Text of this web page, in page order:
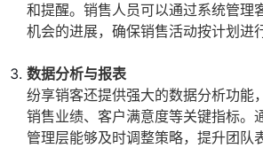
和提醒。销售人员可以通过系统管理
机会的进展，确保销售活动按计划进行
数据分析与报表
纷享销客还提供强大的数据分析功能
销售业绩、客户满意度等关键指标。
管理层能够及时调整策略，提升团队